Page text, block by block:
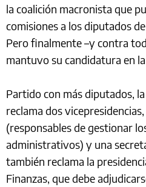
la coalición macronista que
comisiones a los diputados
Pero finalmente –y contra
mantuvo su candidatura en
Partido con más diputados,
reclama dos
(responsables de gestionar
administrativos) y una
también reclama la
Finanzas, que debe